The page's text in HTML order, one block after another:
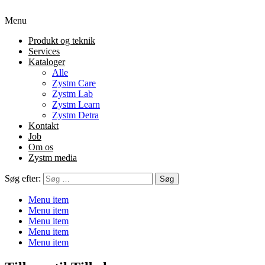
Menu
Produkt og teknik
Services
Kataloger
Alle
Zystm Care
Zystm Lab
Zystm Learn
Zystm Detra
Kontakt
Job
Om os
Zystm media
Søg efter:
Menu item
Menu item
Menu item
Menu item
Menu item